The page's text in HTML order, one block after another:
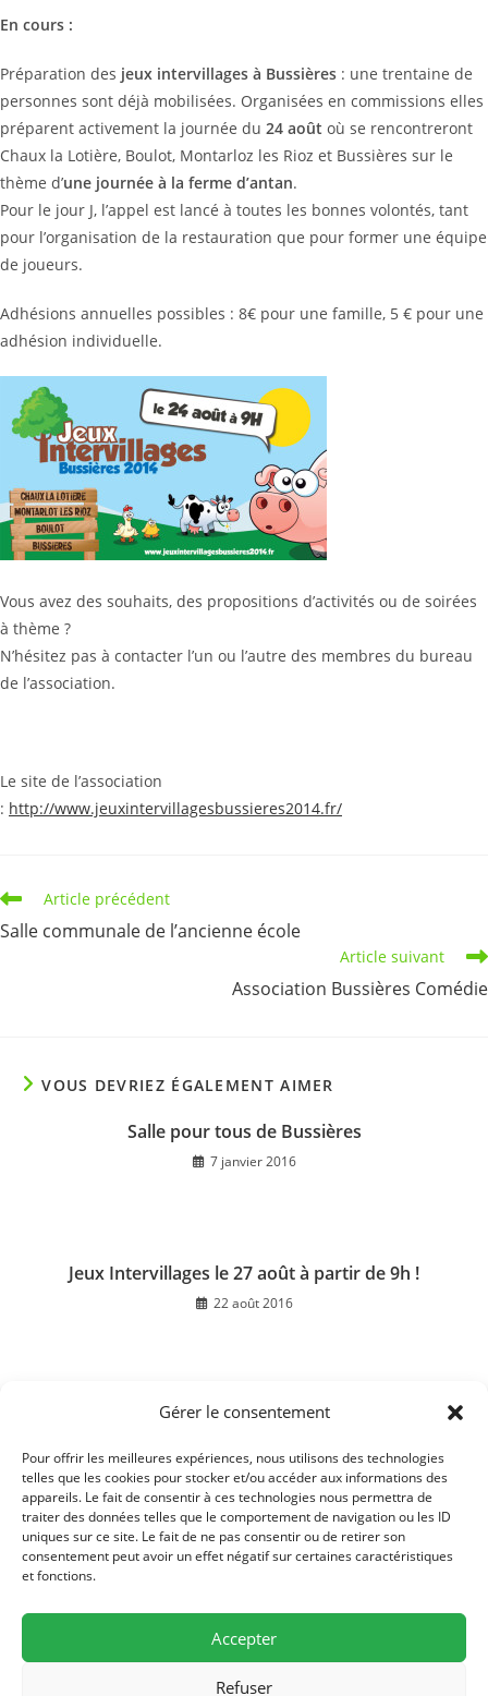
Gérer le consentement
Pour offrir les meilleures expériences, nous utilisons des technologies
telles que les cookies pour stocker et/ou accéder aux informations des
appareils. Le fait de consentir à ces technologies nous permettra de
traiter des données telles que le comportement de navigation ou les ID
uniques sur ce site. Le fait de ne pas consentir ou de retirer son
consentement peut avoir un effet négatif sur certaines caractéristiques
et fonctions.
Accepter
Refuser
En cours :
Préparation des jeux intervillages à Bussières : une trentaine de
personnes sont déjà mobilisées. Organisées en commissions elles
préparent activement la journée du 24 août où se rencontreront
Chaux la Lotière, Boulot, Montarloz les Rioz et Bussières sur le
thème d’une journée à la ferme d’antan.
Pour le jour J, l’appel est lancé à toutes les bonnes volontés, tant
pour l’organisation de la restauration que pour former une équipe
de joueurs.
Adhésions annuelles possibles : 8€ pour une famille, 5 € pour une
adhésion individuelle.
Vous avez des souhaits, des propositions d’activités ou de soirées
à thème ?
N’hésitez pas à contacter l’un ou l’autre des membres du bureau
de l’association.
Le site de l’association
: http://www.jeuxintervillagesbussieres2014.fr/
Read
more
articles
Article précédent
Salle communale de l’ancienne école
Article suivant
Association Bussières Comédie
VOUS DEVRIEZ ÉGALEMENT AIMER
Salle pour tous de Bussières
7 janvier 2016
Jeux Intervillages le 27 août à partir de 9h !
22 août 2016
Association Bussières Animation – Décès d’Annie
20 février 2018